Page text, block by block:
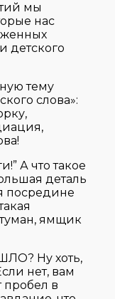
мы
нас
детского
тему
слова»:
А что такое
деталь
посредине
ямщик
Ну хоть,
нет, вам
пробел в